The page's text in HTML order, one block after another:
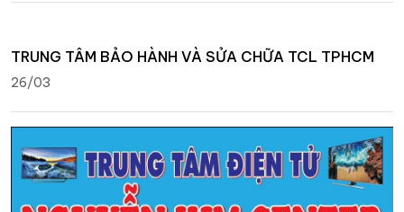
TRUNG TÂM BẢO HÀNH VÀ SỬA CHỮA TCL TPHCM
26/03